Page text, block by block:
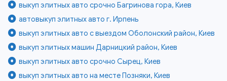
выкуп элитных авто срочно Багринова гора, Киев
автовыкуп элитных авто г. Ирпень
выкуп элитных авто с выездом Оболонский район, Киев
выкуп элитных машин Дарницкий район, Киев
выкуп элитных авто срочно Сырец, Киев
выкуп элитных авто на месте Позняки, Киев